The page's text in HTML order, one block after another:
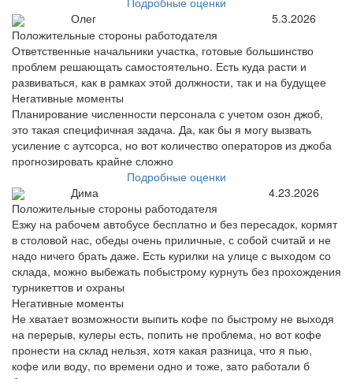
Олег
5.3.2026
Положительные стороны работодателя
Ответственные начальники участка, готовые большинство
проблем решающать самостоятельно. Есть куда расти и
развиваться, как в рамках этой должности, так и на будущее
Негативные моменты
Планирование численности персонала с учетом озон джоб,
это такая специфичная задача. Да, как бы я могу вызвать
усиление с аутсорса, но вот количество операторов из джоба
прогнозировать крайне сложно
Подробные оценки
Дима
4.23.2026
Положительные стороны работодателя
Езжу на рабочем автобусе бесплатно и без пересадок, кормят
в столовой нас, обеды очень приличные, с собой считай и не
надо ничего брать даже. Есть курилки на улице с выходом со
склада, можно выбежать побыстрому курнуть без прохождения
турникеттов и охраны
Негативные моменты
Не хватает возможности выпить кофе по быстрому не выходя
на перерыв, кулеры есть, попить не проблема, но вот кофе
пронести на склад нельзя, хотя какая разница, что я пью,
кофе или воду, по времени одно и тоже, зато работали б